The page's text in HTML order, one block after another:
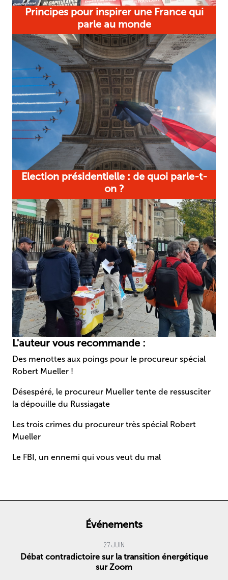
Principes pour inspirer une France qui
parle au monde
Election présidentielle : de quoi parle-t-
on ?
L'auteur vous recommande :
Des menottes aux poings pour le procureur spécial
Robert Mueller !
Désespéré, le procureur Mueller tente de ressusciter
la dépouille du Russiagate
Les trois crimes du procureur très spécial Robert
Mueller
Le FBI, un ennemi qui vous veut du mal
Événements
27 JUIN
Débat contradictoire sur la transition énergétique
sur Zoom